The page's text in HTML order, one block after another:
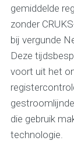
gemiddelde
zonder
bij vergunde
Deze
voort uit het
die gebruik
technologie.